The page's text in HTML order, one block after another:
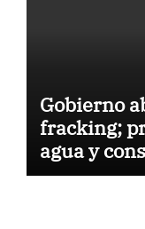
Gobierno
fracking;
agua y